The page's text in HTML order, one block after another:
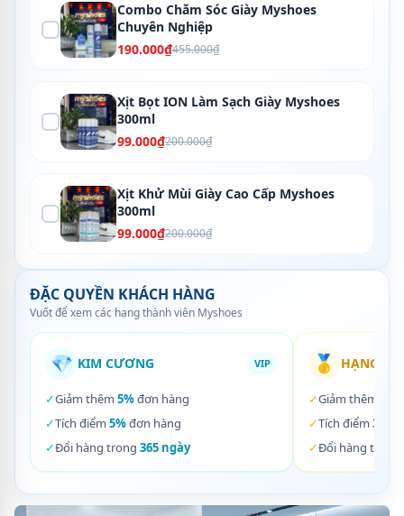
Combo Chăm Sóc Giày Myshoes
Chuyên Nghiệp
190.000₫455.000₫
Xịt Bọt ION Làm Sạch Giày Myshoes
300ml
99.000₫200.000₫
Xịt Khử Mùi Giày Cao Cấp Myshoes
300ml
99.000₫200.000₫
ĐẶC QUYỀN KHÁCH HÀNG
Vuốt để xem các hạng thành viên Myshoes
💎 KIM CƯƠNG VIP
✓Giảm thêm 5%đơn hàng
✓Tích điểm 5%đơn hàng
✓Đổi hàng trong 365 ngày
🥇 HẠNG
✓Giảm thêm
✓Tích điểm 3%
✓Đổi hàng trong